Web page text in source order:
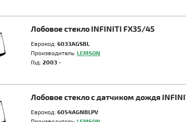
Лобовое стекло INFINITI FX35/45
Еврокод: 6033AGSBL
Производитель: LEMSON
Год: 2003 -
Лобовое стекло с датчиком дождя
Еврокод: 6054AGNBLPV